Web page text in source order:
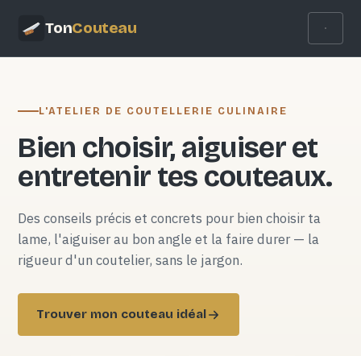
TonCouteau
L'ATELIER DE COUTELLERIE CULINAIRE
Bien choisir, aiguiser et
entretenir tes couteaux.
Des conseils précis et concrets pour bien choisir ta
lame, l'aiguiser au bon angle et la faire durer — la
rigueur d'un coutelier, sans le jargon.
Trouver mon couteau idéal